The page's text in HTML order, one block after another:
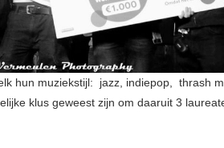
hun muziekstijl: jazz, indiepop, thrash
klus geweest zijn om daaruit 3